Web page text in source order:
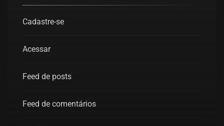
Cadastre-se
Acessar
Feed de posts
Feed de comentários